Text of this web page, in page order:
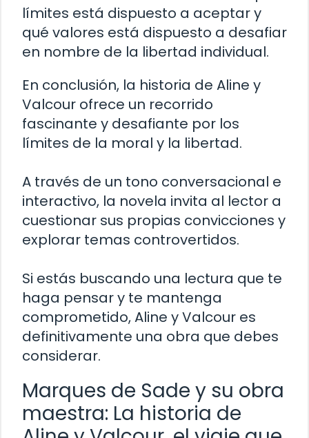
límites está dispuesto a aceptar y
qué valores está dispuesto a desafiar
en nombre de la libertad individual.
En conclusión, la historia de Aline y
Valcour ofrece un recorrido
fascinante y desafiante por los
límites de la moral y la libertad.
A través de un tono conversacional e
interactivo, la novela invita al lector a
cuestionar sus propias convicciones y
explorar temas controvertidos.
Si estás buscando una lectura que te
haga pensar y te mantenga
comprometido, Aline y Valcour es
definitivamente una obra que debes
considerar.
Marques de Sade y su obra
maestra: La historia de